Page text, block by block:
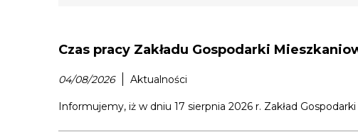
Czas pracy Zakładu Gospodarki
04/08/2026 Aktualności
Informujemy, iż w dniu 17 sierpnia 2026 r. Zakład